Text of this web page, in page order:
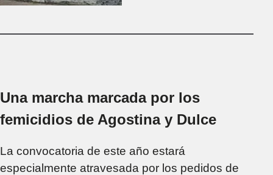
Una marcha marcada por los
femicidios de Agostina y Dulce
La convocatoria de este año estará
especialmente atravesada por los pedidos de